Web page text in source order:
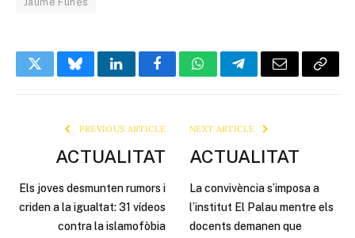
TwitterBlueskyLinkedInFacebookWhatsAppTelegramEmail Copy
PREVIOUS ARTICLE
ACTUALITAT
Els joves desmunten rumors i
criden a la igualtat: 31 vídeos
contra la islamofòbia
NEXT ARTICLE
ACTUALITAT
La convivència s’imposa a
l’institut El Palau mentre els
docents demanen que